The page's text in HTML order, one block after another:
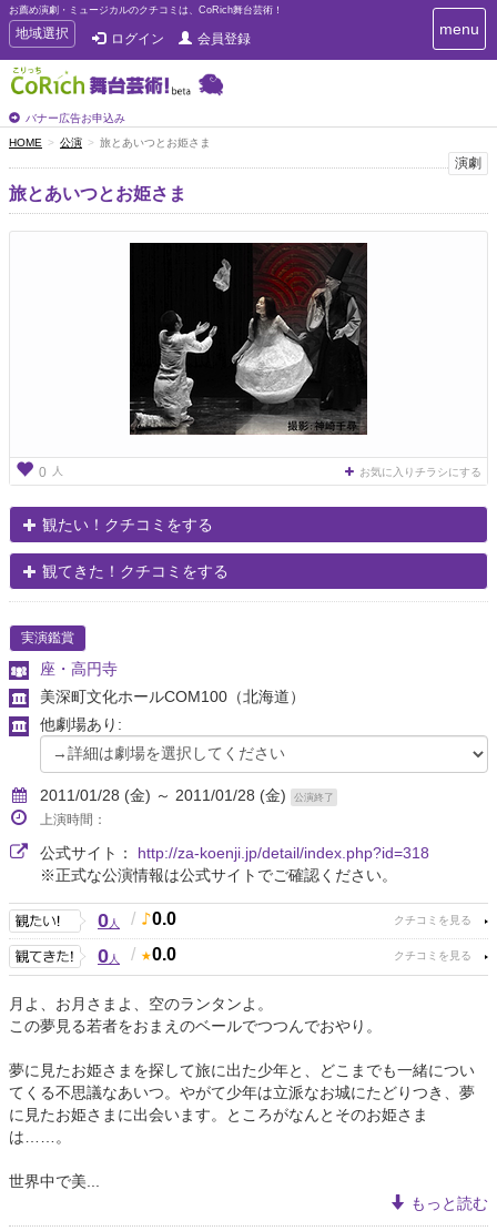
お薦め演劇・ミュージカルのクチコミは、CoRich舞台芸術！
T
o
g
g
e
n
a
v
i
地域選択 ログイン 会員登録
バナー広告お申込み
T
o
i
menu
HOME 公演 旅とあいつとお姫さま
演劇
旅とあいつとお姫さま
0 人 お気に入りチラシにする
観たい！クチコミをする
観てきた！クチコミをする
実演鑑賞
座・高円寺
美深町文化ホールCOM100 （北海道）
他劇場あり:
2011/01/28 (金) ～ 2011/01/28 (金) 公演終了
上演時間：
公式サイト： http://za-koenji.jp/detail/index.php?id=318
※正式な公演情報は公式サイトでご確認ください。
0人 / 0.0
0人 / 0.0
月よ、お月さまよ、空のランタンよ。
この夢見る若者をおまえのベールでつつんでおやり。
夢に見たお姫さまを探して旅に出た少年と、どこまでも一緒につい
てくる不思議なあいつ。やがて少年は立派なお城にたどりつき、夢
に見たお姫さまに出会います。ところがなんとそのお姫さま
は……。
世界中で美...
もっと読む